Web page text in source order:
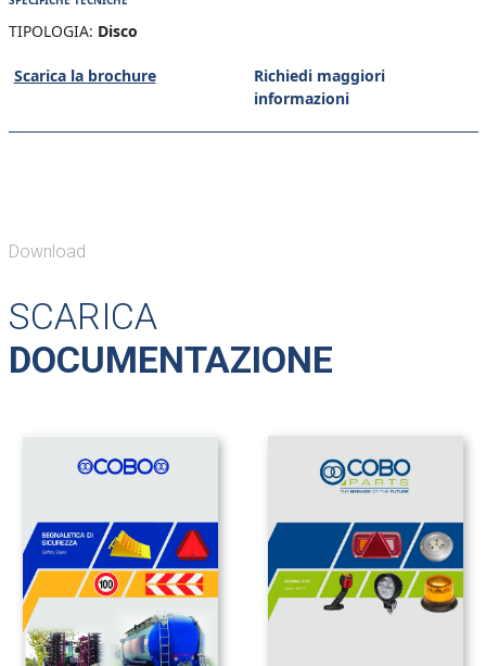
TIPOLOGIA: Disco
Scarica la brochure
Richiedi maggiori
informazioni
Download
SCARICA
DOCUMENTAZIONE